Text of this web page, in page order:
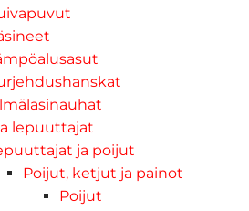
lepuuttajat
ja poijut
Poijut, ketjut ja painot
Poijut